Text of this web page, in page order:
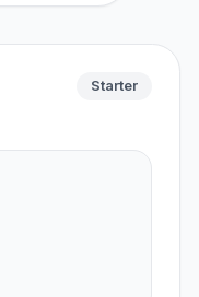
Starter